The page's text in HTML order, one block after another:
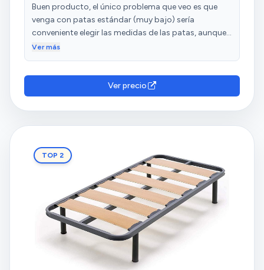
Buen producto, el único problema que veo es que
venga con patas estándar (muy bajo) sería
conveniente elegir las medidas de las patas, aunque
tengas que pagar un poco más por eso. Tuve que
Ver más
Ver precio
TOP 2